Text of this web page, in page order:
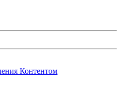
Контентом